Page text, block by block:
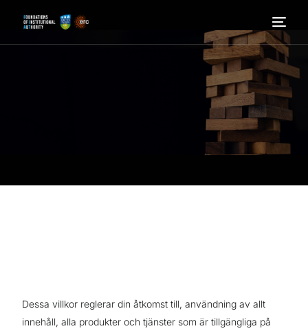
Dessa villkor reglerar din åtkomst till, användning av allt
innehåll, alla produkter och tjänster som är tillgängliga på